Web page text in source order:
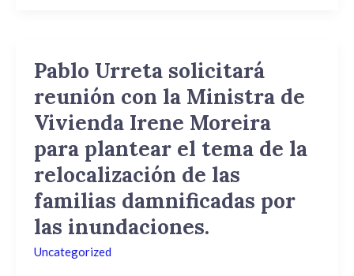
Pablo Urreta solicitará
reunión con la Ministra de
Vivienda Irene Moreira
para plantear el tema de la
relocalización de las
familias damnificadas por
las inundaciones.
Uncategorized
Pablo
solicitará
reunión
con
la
Ministra
de
Vivienda
Irene
Moreira